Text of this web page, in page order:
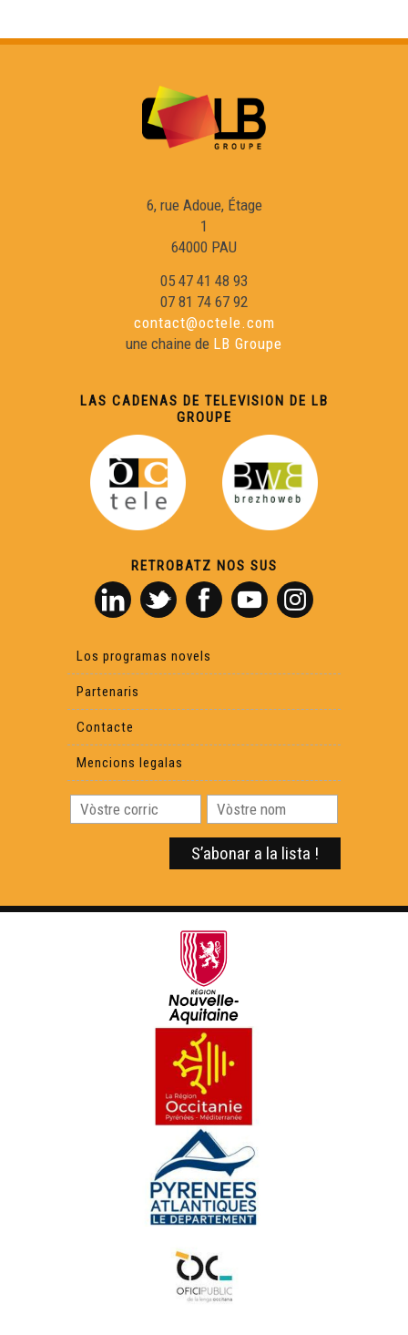
Lo Castèth de Crazannes - Los secrets de Fred
6, rue Adoue, Étage
1
64000 PAU
05 47 41 48 93
07 81 74 67 92
contact@octele.com
une chaine de LB Groupe
LAS CADENAS DE TELEVISION DE LB
GROUPE
RETROBATZ NOS SUS
Los programas novels
Partenaris
Contacte
Mencions legalas